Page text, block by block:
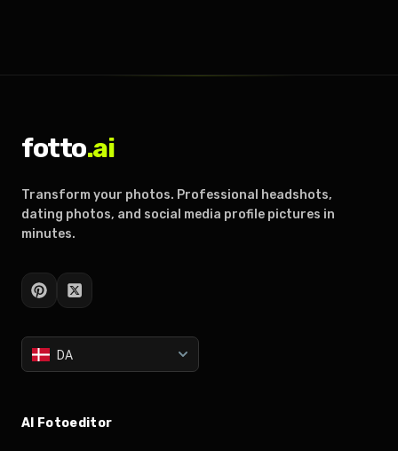
fotto.ai
Transform your photos. Professional headshots,
dating photos, and social media profile pictures in
minutes.
DA
AI Fotoeditor